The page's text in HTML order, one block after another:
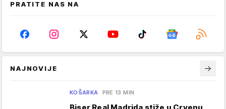
PRATITE NAS NA
NAJNOVIJE
KOŠARKA PRE 13 MIN